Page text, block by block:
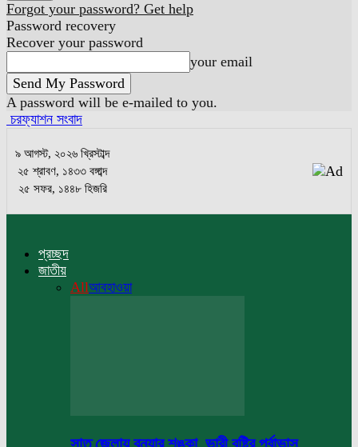
Forgot your password? Get help
Password recovery
Recover your password
your email
A password will be e-mailed to you.
চরফ্যাশন সংবাদ
৯ আগস্ট, ২০২৬ খ্রিস্টাব্দ
২৫ শ্রাবণ, ১৪৩৩ বঙ্গাব্দ
২৫ সফর, ১৪৪৮ হিজরি
প্রচ্ছদ
জাতীয়
Allআবহাওয়া